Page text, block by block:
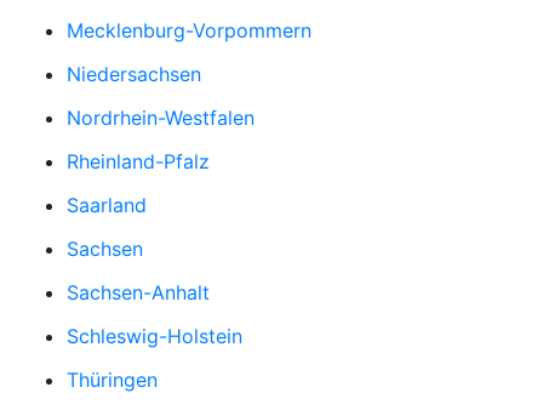
Mecklenburg-Vorpommern
Niedersachsen
Nordrhein-Westfalen
Rheinland-Pfalz
Saarland
Sachsen
Sachsen-Anhalt
Schleswig-Holstein
Thüringen